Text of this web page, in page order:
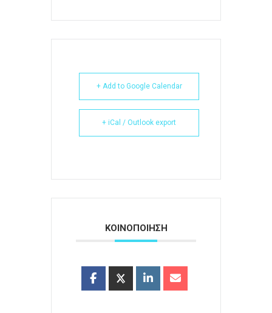
+ Add to Google Calendar
+ iCal / Outlook export
ΚΟΙΝΟΠΟΙΗΣΗ